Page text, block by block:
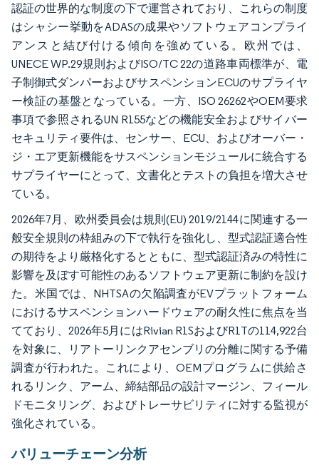
認証の世界的な制度の下で運営されており、これらの制度
はシャシー挙動をADASの成果やソフトウェアコンプライ
アンスと結び付ける傾向を強めている。欧州では、
UNECE WP.29規則およびISO/TC 22の道路車両標準が、電
子制御式ダンパーおよびサスペンションECUのサプライヤ
ー検証の基盤となっている。一方、ISO 26262やOEM要求
事項で参照されるUN R155などの機能安全およびサイバー
セキュリティ要件は、センサー、ECU、およびオーバー・
ジ・エア更新機能をサスペンションモジュールに統合する
サプライヤーにとって、文書化とテストの負担を増大させ
ている。
2026年7月、欧州委員会は規則(EU) 2019/2144に関連する一
般安全規則の枠組みの下で執行を強化し、型式認証適合性
の期待をより厳格化するとともに、型式認証済みの特性に
影響を及ぼす可能性のあるソフトウェア更新に制約を設け
た。米国では、NHTSAの欠陥調査がEVプラットフォーム
におけるサスペンションハードウェアの耐久性に焦点を当
てており、2026年5月にはRivian R1SおよびR1Tの114,922台
を対象に、リアトーリンクアセンブリの分離に関する予備
調査が行われた。これにより、OEMプログラムに供給さ
れるリンク、アーム、締結部品の設計マージン、フィール
ドモニタリング、およびトレーサビリティに対する監視が
強化されている。
バリューチェーン分析